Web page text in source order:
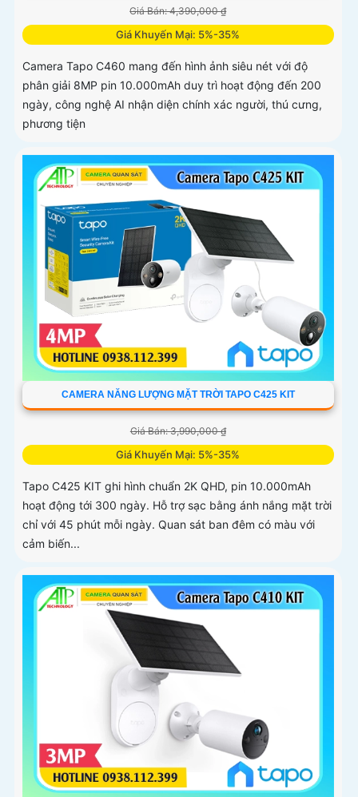
Giá Bán: 4,390,000 ₫
Giá Khuyến Mại: 5%-35%
Camera Tapo C460 mang đến hình ảnh siêu nét với độ
phân giải 8MP pin 10.000mAh duy trì hoạt động đến 200
ngày, công nghệ AI nhận diện chính xác người, thú cưng,
phương tiện
CAMERA NĂNG LƯỢNG MẶT TRỜI TAPO C425 KIT
Giá Bán: 3,990,000 ₫
Giá Khuyến Mại: 5%-35%
Tapo C425 KIT ghi hình chuẩn 2K QHD, pin 10.000mAh
hoạt động tới 300 ngày. Hỗ trợ sạc bằng ánh nắng mặt trời
chỉ với 45 phút mỗi ngày. Quan sát ban đêm có màu với
cảm biến...